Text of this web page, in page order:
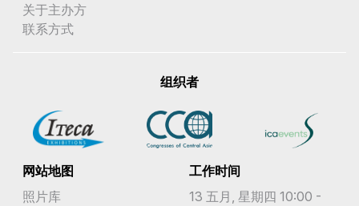
关于主办方
联系方式
组织者
网站地图
照片库
工作时间
13 五月, 星期四 10:00 -